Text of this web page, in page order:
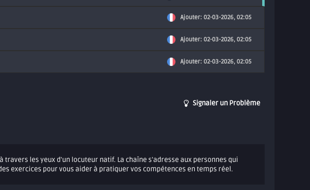
Ajouter: 02-03-2026, 02:05
Ajouter: 02-03-2026, 02:05
Ajouter: 02-03-2026, 02:05
Signaler un Problème
les yeux d'un locuteur natif. La chaîne s'adresse aux personnes qui
exercices pour vous aider à pratiquer vos compétences en temps réel.